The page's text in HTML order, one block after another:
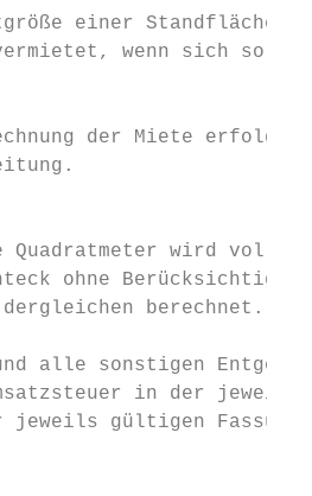
einer Standfläche
vermietet, wenn sich
der Miete
Quadratmeter wird
ohne
dergleichen
alle sonstigen
in der
jeweils gültigen